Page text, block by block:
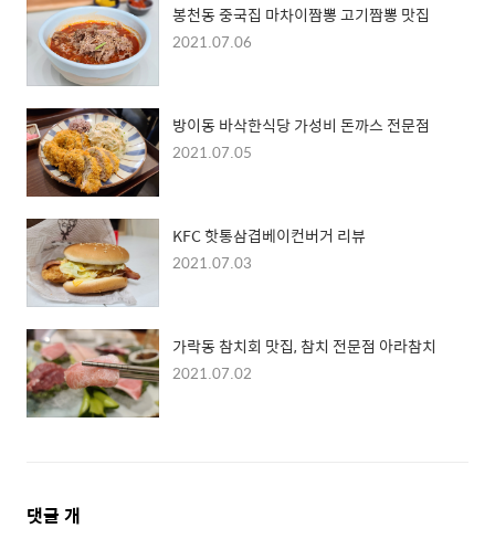
봉천동 중국집 마차이짬뽕 고기짬뽕 맛집
2021.07.06
방이동 바삭한식당 가성비 돈까스 전문점
2021.07.05
KFC 핫통삼겹베이컨버거 리뷰
2021.07.03
가락동 참치회 맛집, 참치 전문점 아라참치
2021.07.02
댓
댓글 개